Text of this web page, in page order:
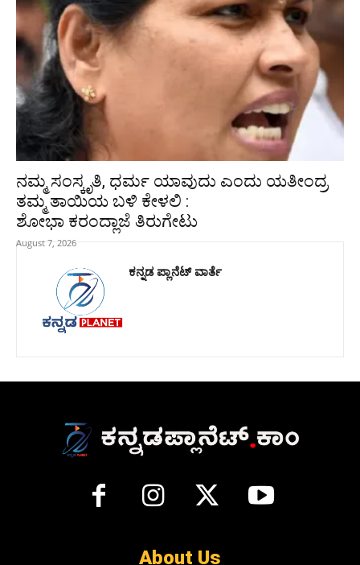
ನಮ್ಮ ಸಂಸ್ಕೃತಿ, ಧರ್ಮ ಯಾವುದು ಎಂದು ಯತೀಂದ್ರ
ತಮ್ಮ ತಾಯಿಯ ಬಳಿ ಕೇಳಲಿ :
ಶೋಭಾ ಕರಂದ್ಲಾಜೆ ತಿರುಗೇಟು
August 7, 2026
ಕನ್ನಡ ಪ್ಲಾನೆಟ್ ವಾರ್ತೆ
About Us